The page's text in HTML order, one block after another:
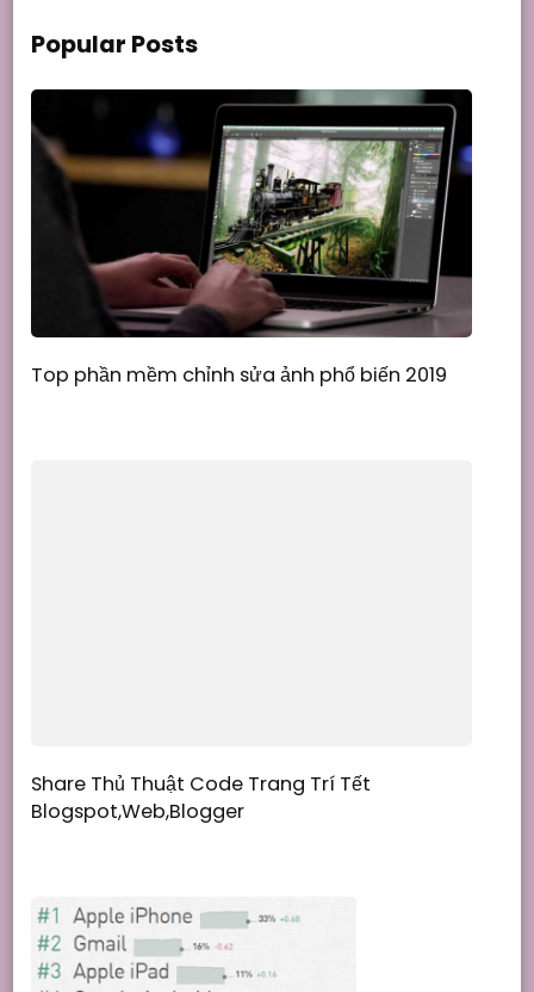
Popular Posts
Top phần mềm chỉnh sửa ảnh phổ biến 2019
Share Thủ Thuật Code Trang Trí Tết
Blogspot,Web,Blogger